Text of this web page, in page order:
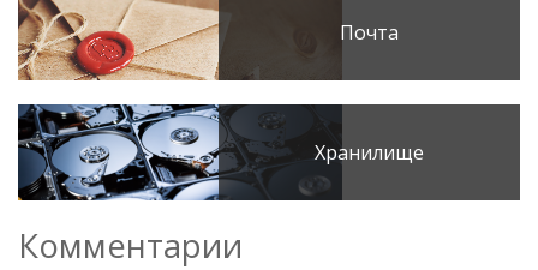
Почта
Хранилище
Комментарии